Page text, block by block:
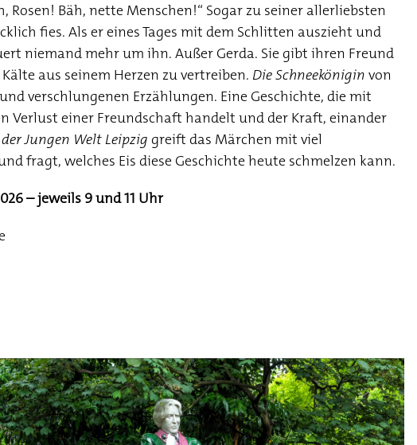
Rosen! Bäh, nette Menschen!“ Sogar zu seiner allerliebsten
fies. Als er eines Tages mit dem Schlitten auszieht und
niemand mehr um ihn. Außer Gerda. Sie gibt ihren Freund
aus seinem Herzen zu vertreiben. Die Schneekönigin von
verschlungenen Erzählungen. Eine Geschichte, die mit
Verlust einer Freundschaft handelt und der Kraft, einander
Jungen Welt Leipzig greift das Märchen mit viel
fragt, welches Eis diese Geschichte heute schmelzen kann.
– jeweils 9 und 11 Uhr